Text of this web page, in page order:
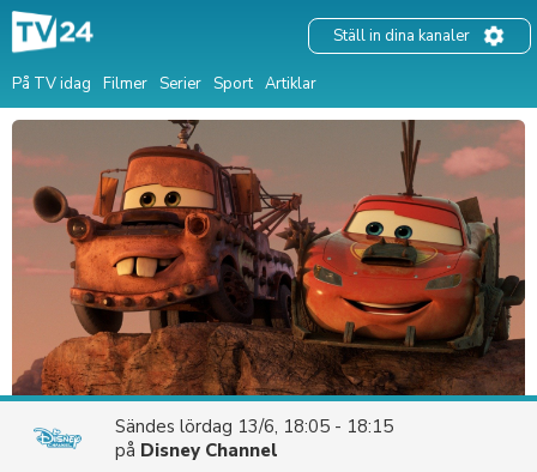
På TV idag Filmer Serier Sport Artiklar
Ställ in dina kanaler
Sändes lördag 13/6, 18:05 - 18:15
på Disney Channel